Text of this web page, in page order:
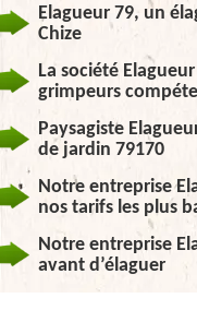
Elagueur 79, un
Chize
La société
grimpeurs
Paysagiste
de jardin 79170
Notre entreprise
nos tarifs les plus
Notre entreprise
avant d’élaguer